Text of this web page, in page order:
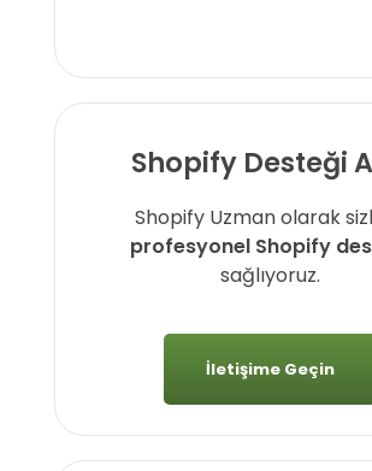
Shopify Desteği
Shopify Uzman olarak
profesyonel Shopify
sağlıyoruz.
İletişime Geçin